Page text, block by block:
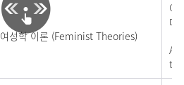
여성학 이론 (Feminist Theories)
여
다.